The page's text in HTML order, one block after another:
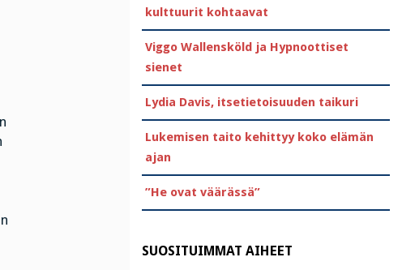
kulttuurit kohtaavat
Viggo Wallensköld ja Hypnoottiset
sienet
Lydia Davis, itsetietoisuuden taikuri
Lukemisen taito kehittyy koko elämän
ajan
”He ovat väärässä”
SUOSITUIMMAT AIHEET